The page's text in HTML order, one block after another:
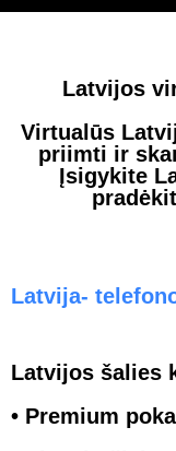
Latvijos
Virtualūs
priimti ir
Įsigykite
Latvija-
Latvijos šalies
• Premium